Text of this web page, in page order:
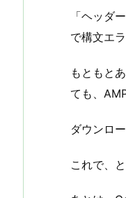
「ヘッダ
で構文エ
もともと
ても、
ダウンロー
これで、